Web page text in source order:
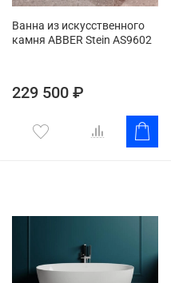
Ванна из искусственного
камня ABBER Stein AS9602
229 500 ₽